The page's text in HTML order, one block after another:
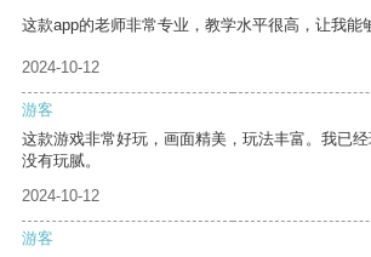
这款app的老师非常专业，教学水平很高，让我能
2024-10-12
游客
这款游戏非常好玩，画面精美，玩法丰富。我已
没有玩腻。
2024-10-12
游客